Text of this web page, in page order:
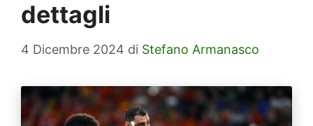
dettagli
4 Dicembre 2024 di Stefano Armanasco